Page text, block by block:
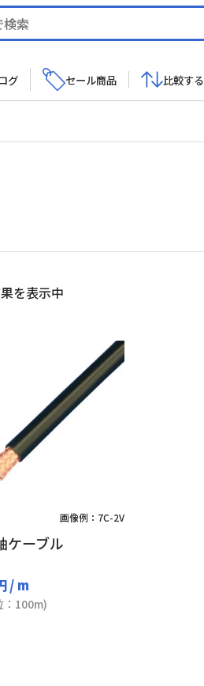
グ セール商品 比較する
を表示中
画像例：7C-2V
ケーブル
/ m
：100m)